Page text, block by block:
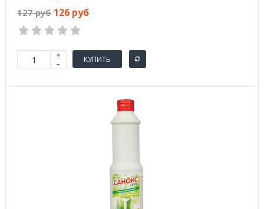
127 руб 126 руб
КУПИТЬ